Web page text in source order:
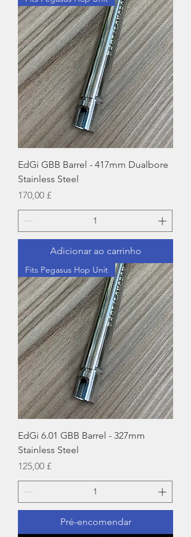
EdGi GBB Barrel - 417mm Dualbore
Stainless Steel
Preço
170,00 £
Adicionar ao carrinho
Fits Pegasus Hop Unit
EdGi 6.01 GBB Barrel - 327mm
Stainless Steel
Preço
125,00 £
Pré-encomendar